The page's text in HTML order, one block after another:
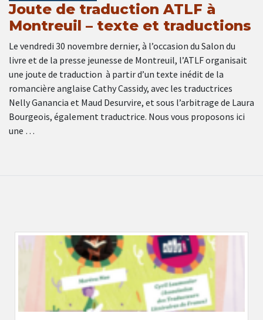
Joute de traduction ATLF à
Montreuil – texte et traductions
Le vendredi 30 novembre dernier, à l’occasion du Salon du
livre et de la presse jeunesse de Montreuil, l’ATLF organisait
une joute de traduction à partir d’un texte inédit de la
romancière anglaise Cathy Cassidy, avec les traductrices
Nelly Ganancia et Maud Desurvire, et sous l’arbitrage de Laura
Bourgeois, également traductrice. Nous vous proposons ici
une …